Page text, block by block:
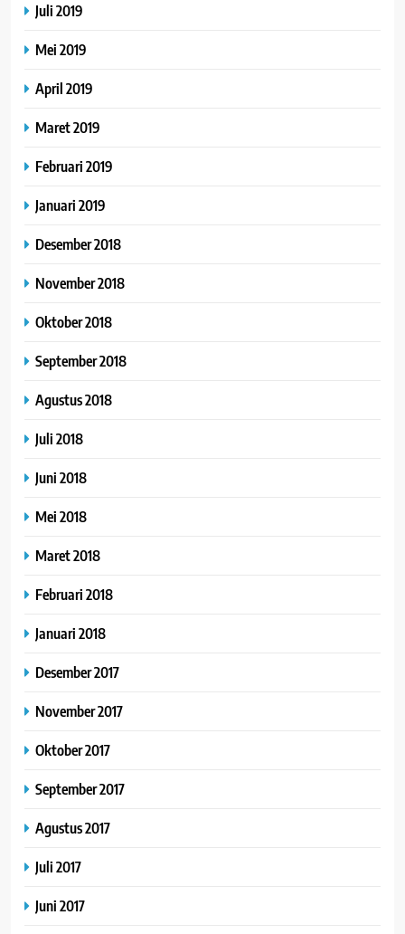
Juli 2019
Mei 2019
April 2019
Maret 2019
Februari 2019
Januari 2019
Desember 2018
November 2018
Oktober 2018
September 2018
Agustus 2018
Juli 2018
Juni 2018
Mei 2018
Maret 2018
Februari 2018
Januari 2018
Desember 2017
November 2017
Oktober 2017
September 2017
Agustus 2017
Juli 2017
Juni 2017